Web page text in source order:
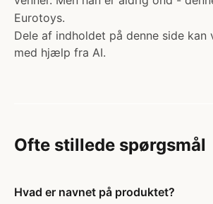
Eurotoys.
Dele af indholdet på denne side
med hjælp fra AI.
Ofte stillede spørgsmål
Hvad er navnet på produktet?